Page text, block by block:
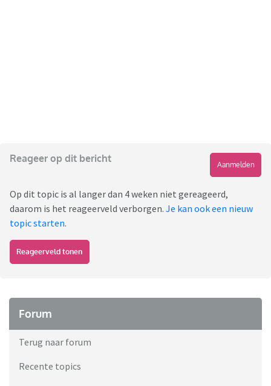
Reageer op dit bericht
Aanmelden
Op dit topic is al langer dan 4 weken niet gereageerd,
daarom is het reageerveld verborgen. Je kan ook een nieuw
topic starten.
Reageerveld tonen
Forum
Terug naar forum
Recente topics